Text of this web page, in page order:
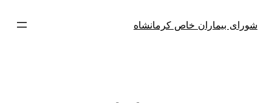
شورای بیماران خاص کرمانشاه